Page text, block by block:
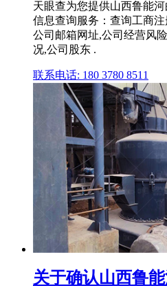
天眼查为您提供山西鲁能
信息查询服务：查询工商
公司邮箱网址,公司经营风
况,公司股东 .
联系电话: 180 3780 8511
关于确认山西鲁